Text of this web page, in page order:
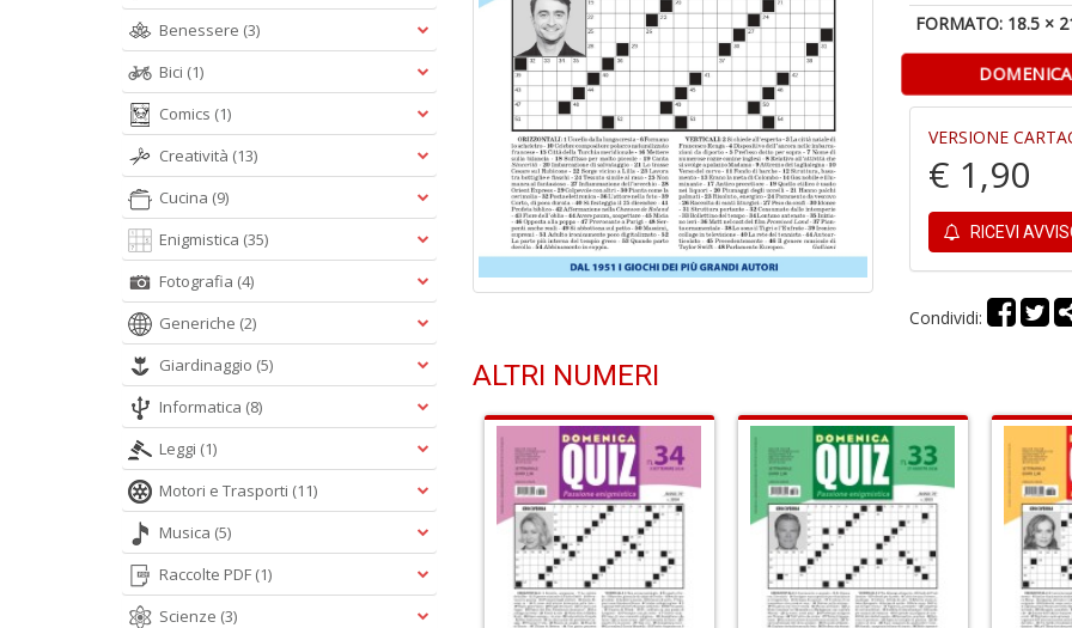
FORMATO: 18.5 ×
VERSIONE
€ 1,90
RICEVI
Condividi:
ALTRI NUMERI
Benessere (3)
Bici (1)
Comics (1)
Creatività (13)
Cucina (9)
Enigmistica (35)
Fotografia (4)
Generiche (2)
Giardinaggio (5)
Informatica (8)
Leggi (1)
Motori e Trasporti (11)
Musica (5)
Raccolte PDF (1)
Scienze (3)